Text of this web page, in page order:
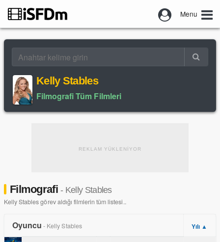
Menu
Kelly Stables
Filmografi Tüm Filmleri
REKLAM YÜKLENİYOR
Filmografi- Kelly Stables
Kelly Stables görev aldığı filmlerin tüm listesi..
Oyuncu - Kelly Stables Yılı ▲